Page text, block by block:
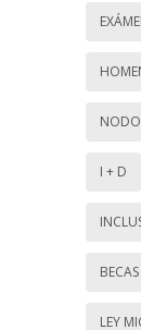
I + D
BECAS
LEY